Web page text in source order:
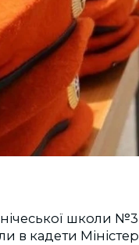
школи
кадети